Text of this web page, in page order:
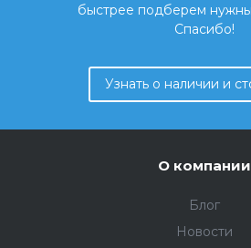
быстрее подберем
Спасибо!
Узнать о наличии и
О компании
Блог
Новости